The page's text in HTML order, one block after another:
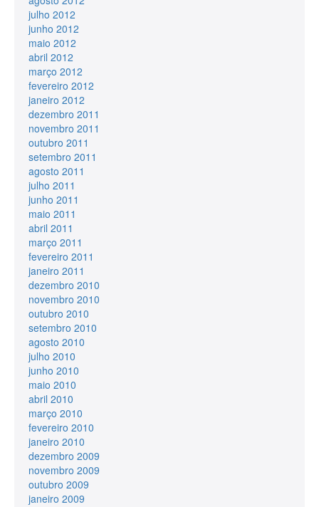
julho 2012
junho 2012
maio 2012
abril 2012
março 2012
fevereiro 2012
janeiro 2012
dezembro 2011
novembro 2011
outubro 2011
setembro 2011
agosto 2011
julho 2011
junho 2011
maio 2011
abril 2011
março 2011
fevereiro 2011
janeiro 2011
dezembro 2010
novembro 2010
outubro 2010
setembro 2010
agosto 2010
julho 2010
junho 2010
maio 2010
abril 2010
março 2010
fevereiro 2010
janeiro 2010
dezembro 2009
novembro 2009
outubro 2009
janeiro 2009